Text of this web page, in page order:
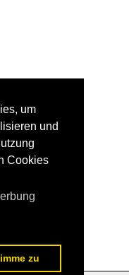
um
und
Cookies
zu